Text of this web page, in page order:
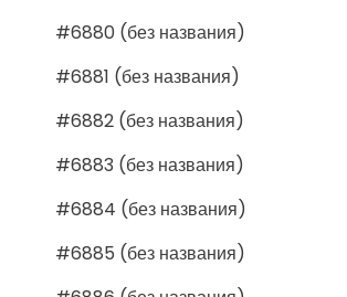
#6880 (без названия)
#6881 (без названия)
#6882 (без названия)
#6883 (без названия)
#6884 (без названия)
#6885 (без названия)